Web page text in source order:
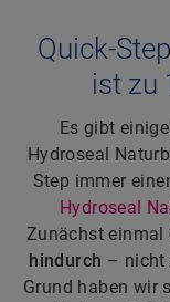
Quick-
ist zu
Es gibt
Hydroseal
Step immer
Hydroseal
Zunächst einmal
hindurch – nicht
Grund haben wir